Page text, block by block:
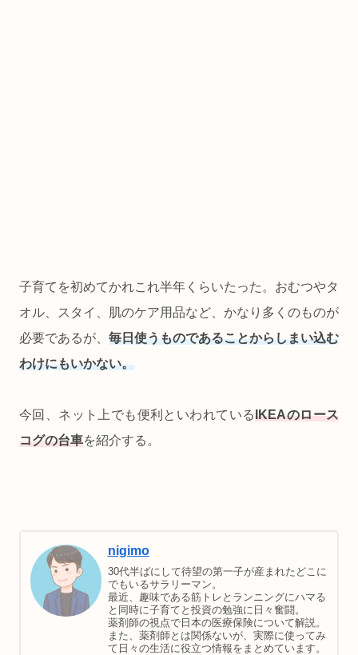
子育てを初めてかれこれ半年くらいたった。おむつやタ
オル、スタイ、肌のケア用品など、かなり多くのものが
必要であるが、 毎日使うものであることからしまい込む
わけにもいかない。
今回、ネット上でも便利といわれているIKEAのロース
コグの台車を紹介する。
nigimo
30代半ばにして待望の第一子が産まれたどこに
でもいるサラリーマン。
最近、趣味である筋トレとランニングにハマる
と同時に子育てと投資の勉強に日々奮闘。
薬剤師の視点で日本の医療保険について解説。
また、薬剤師とは関係ないが、実際に使ってみ
て日々の生活に役立つ情報をまとめています。